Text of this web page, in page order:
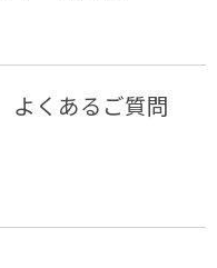
よくあるご質問